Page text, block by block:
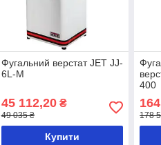
Фугальний верстат JET JJ-
6L-M
45 112,20₴
49 035 ₴
Купити
400
178